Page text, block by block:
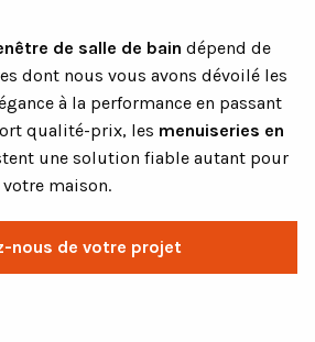
de salle de bain dépend de
dont nous vous avons dévoilé les
à la performance en passant
qualité-prix, les menuiseries en
une solution fiable autant pour
maison.
nous de votre projet